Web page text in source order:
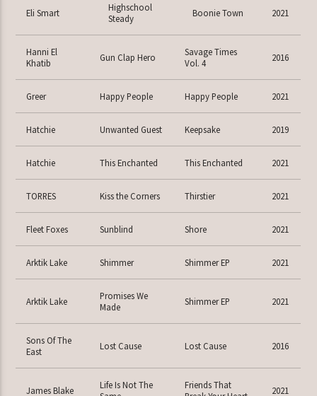
Eli Smart
Highschool
Steady
Boonie Town 2021
Hanni El
Khatib
Gun Clap Hero
Savage Times
Vol. 4
2016
Greer Happy People Happy People 2021
Hatchie Unwanted Guest Keepsake 2019
Hatchie This Enchanted This Enchanted 2021
TORRES Kiss the Corners Thirstier 2021
Fleet Foxes Sunblind Shore 2021
Arktik Lake Shimmer Shimmer EP 2021
Arktik Lake
Promises We
Made
Shimmer EP 2021
Sons Of The
East
Lost Cause Lost Cause 2016
James Blake
Life Is Not The
Friends That
2021